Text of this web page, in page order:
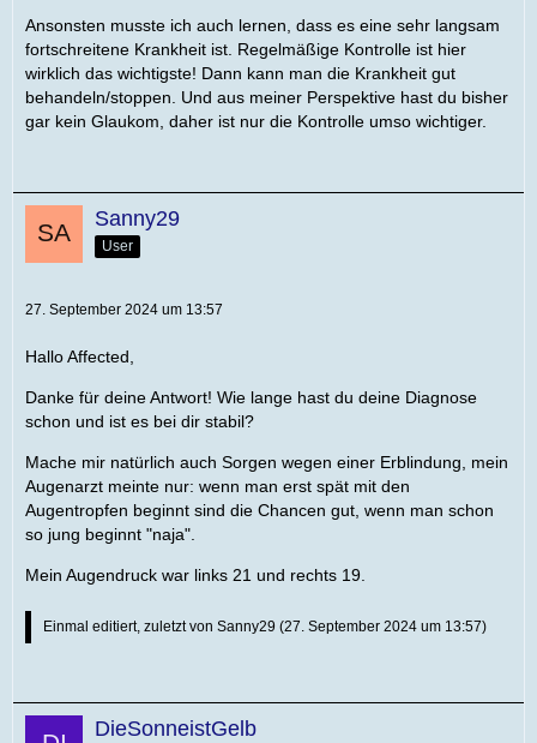
Ansonsten musste ich auch lernen, dass es eine sehr langsam
fortschreitene Krankheit ist. Regelmäßige Kontrolle ist hier
wirklich das wichtigste! Dann kann man die Krankheit gut
behandeln/stoppen. Und aus meiner Perspektive hast du bisher
gar kein Glaukom, daher ist nur die Kontrolle umso wichtiger.
Sanny29
User
27. September 2024 um 13:57
Hallo Affected,
Danke für deine Antwort! Wie lange hast du deine Diagnose
schon und ist es bei dir stabil?
Mache mir natürlich auch Sorgen wegen einer Erblindung, mein
Augenarzt meinte nur: wenn man erst spät mit den
Augentropfen beginnt sind die Chancen gut, wenn man schon
so jung beginnt "naja".
Mein Augendruck war links 21 und rechts 19.
Einmal editiert, zuletzt von Sanny29 (27. September 2024 um 13:57)
DieSonneistGelb